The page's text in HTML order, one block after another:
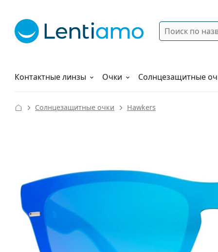
Поиск
Контактные линзы
Растворы Очки Солнцезащитные
Как заказать
Солнцезащитные очки Hawkers
Ширина